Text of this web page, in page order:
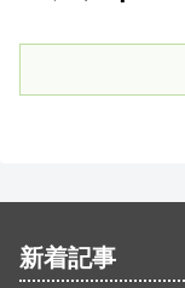
新着記事